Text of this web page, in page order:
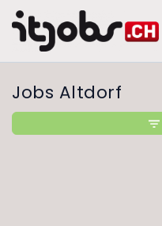
Jobs Altdorf